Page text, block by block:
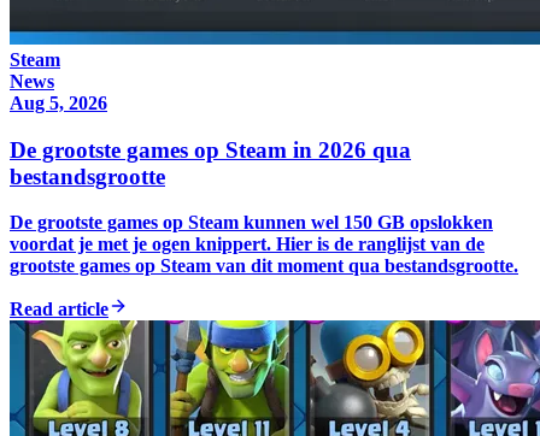
Steam
News
Aug 5, 2026
De grootste games op Steam in 2026 qua
bestandsgrootte
De grootste games op Steam kunnen wel 150 GB opslokken
voordat je met je ogen knippert. Hier is de ranglijst van de
grootste games op Steam van dit moment qua bestandsgrootte.
Read article